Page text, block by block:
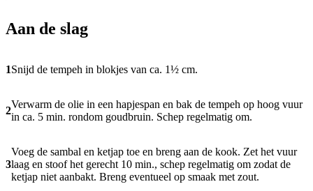
Aan de slag
1Snijd de tempeh in blokjes van ca. 1½ cm.
2
Verwarm de olie in een hapjespan en bak de tempeh op hoog vuur
in ca. 5 min. rondom goudbruin. Schep regelmatig om.
3
Voeg de sambal en ketjap toe en breng aan de kook. Zet het vuur
laag en stoof het gerecht 10 min., schep regelmatig om zodat de
ketjap niet aanbakt. Breng eventueel op smaak met zout.